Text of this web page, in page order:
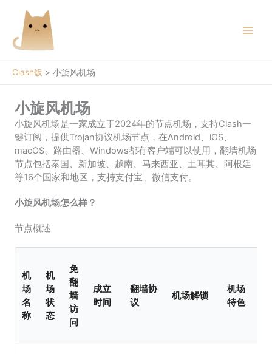
Clash饭 > 小旋风机场
小旋风机场
小旋风机场是一家成立于2024年的节点机场，支持Clash一
键订阅，提供Trojan协议机场节点，在Android、iOS、
macOS、路由器、Windows都有客户端可以使用，翻墙机场
节点包括泰国、新加坡、越南、马来西亚、土耳其、阿根廷
等16个国家和地区，支持支付宝、微信支付。
小旋风机场怎么样？
节点概述
机
场
名
称
机
场
状
态
免
翻
墙
访
问
成立
时间
翻墙协
议
机场解锁
机场
特色